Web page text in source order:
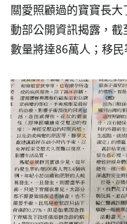
關愛照顧過的寶寶長
動部公開資訊揭露，
數量將達86萬人；移
戶寶寶」仍在醫療、
四年前，曾經是這群
新踏上台灣土地。她
血兒、出生於台的無
一個在襁褓中即失去
一場尋根之旅，也是
援、改寫弱勢生命的